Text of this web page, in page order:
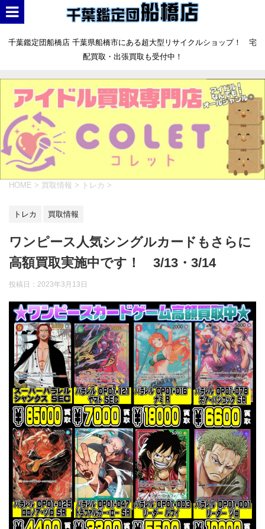
千葉鑑定団船橋店 千葉県船橋市にある超大型リサイクルショップ！ 宅
配買取・出張買取も受付中！
HOME > 買取情報 > トレカ >
トレカ 買取情報
ワンピース人気シングルカードもさらに
高額買取実施中です！ 3/13・3/14
投稿日： 2023年3月13日